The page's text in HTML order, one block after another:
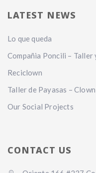
LATEST NEWS
Lo que queda
Compañia Poncili – Taller
Reciclown
Taller de Payasas –
Our Social Projects
CONTACT US